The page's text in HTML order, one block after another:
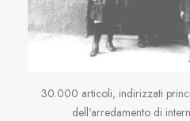
30.000 articoli, indirizzati
dell'arredamento di